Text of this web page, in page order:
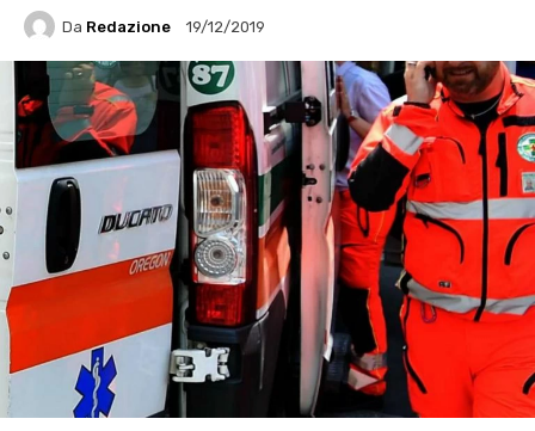
Da Redazione 19/12/2019